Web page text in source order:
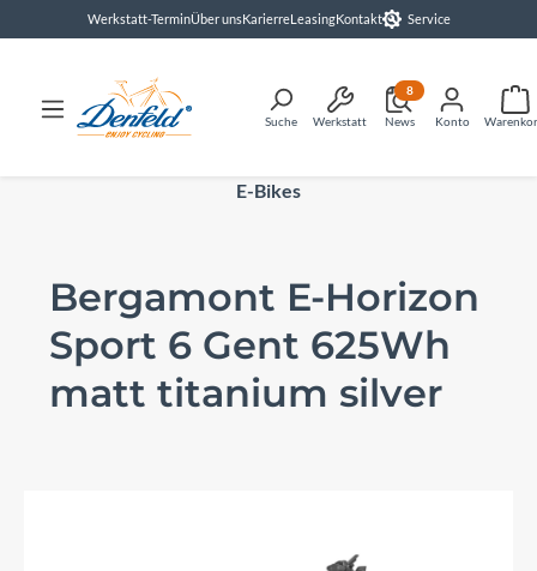
springenWerkstatt-TerminÜber unsKarierreLeasingKontakt Service
Suche Werkstatt News
8
Konto
E-Bikes
Bergamont E-Horizon
Sport 6 Gent 625Wh
matt titanium silver